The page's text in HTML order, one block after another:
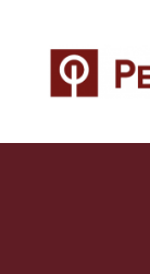
Productos
Tableros